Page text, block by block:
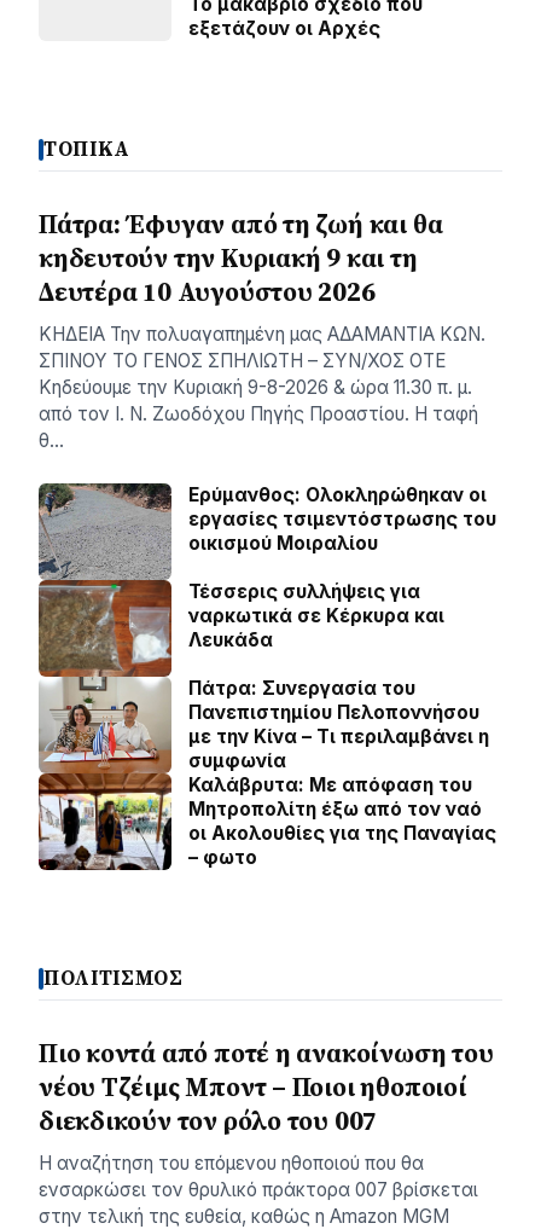
εξετάζουν οι Αρχές
ΤΟΠΙΚΑ
Πάτρα: Έφυγαν από τη ζωή και θα
κηδευτούν την Κυριακή 9 και τη
Δευτέρα 10 Αυγούστου 2026
ΚΗΔΕΙΑ Την πολυαγαπημένη μας ΑΔΑΜΑΝΤΙΑ ΚΩΝ.
ΣΠΙΝΟΥ ΤΟ ΓΕΝΟΣ ΣΠΗΛΙΩΤΗ – ΣΥΝ/ΧΟΣ ΟΤΕ
Κηδεύουμε την Κυριακή 9-8-2026 & ώρα 11.30 π. μ.
από τον Ι. Ν. Ζωοδόχου Πηγής Προαστίου. Η ταφή
θ…
Ερύμανθος: Ολοκληρώθηκαν οι
εργασίες τσιμεντόστρωσης του
οικισμού Μοιραλίου
Τέσσερις συλλήψεις για
ναρκωτικά σε Κέρκυρα και
Λευκάδα
Πάτρα: Συνεργασία του
Πανεπιστημίου Πελοποννήσου
με την Κίνα – Τι περιλαμβάνει η
συμφωνία
Καλάβρυτα: Με απόφαση του
Μητροπολίτη έξω από τον ναό
οι Ακολουθίες για της Παναγίας
– φωτο
ΠΟΛΙΤΙΣΜΟΣ
Πιο κοντά από ποτέ η ανακοίνωση του
νέου Τζέιμς Μποντ – Ποιοι ηθοποιοί
διεκδικούν τον ρόλο του 007
Η αναζήτηση του επόμενου ηθοποιού που θα
ενσαρκώσει τον θρυλικό πράκτορα 007 βρίσκεται
στην τελική της ευθεία, καθώς η Amazon MGM